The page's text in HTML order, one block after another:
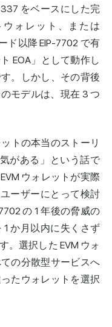
をベースにした完
ォレット、または
ド以降 EIP-7702 で有
EOA」として動作し
。しかし、その背後
モデルは、現在 3 つ
トの本当のストーリ
がある」という話で
ウォレットが実際
ーザーにとって検討
の 1 年後の脅威の
か月以内に失くさず
。選択した EVM ウォ
の分散型サービスへ
たウォレットを選択